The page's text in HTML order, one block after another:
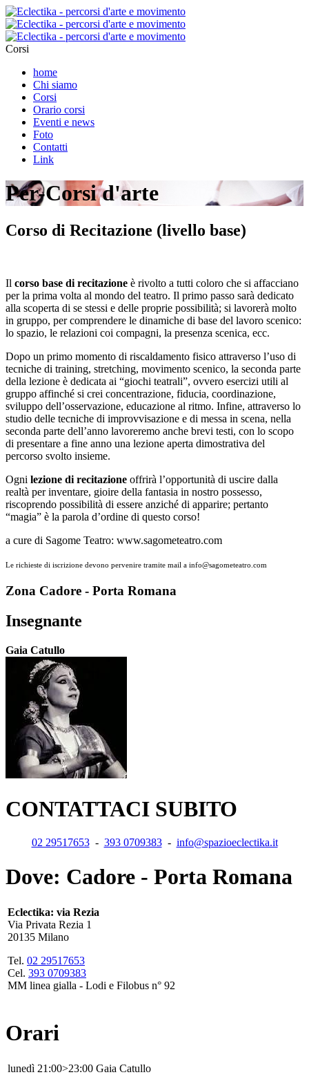
Corsi
home
Chi siamo
Corsi
Orario corsi
Eventi e news
Foto
Contatti
Link
Per-Corsi d'arte
Corso di Recitazione (livello base)
Il corso base di recitazione è rivolto a tutti coloro che si affacciano
per la prima volta al mondo del teatro. Il primo passo sarà dedicato
alla scoperta di se stessi e delle proprie possibilità; si lavorerà molto
in gruppo, per comprendere le dinamiche di base del lavoro scenico:
lo spazio, le relazioni coi compagni, la presenza scenica, ecc.
Dopo un primo momento di riscaldamento fisico attraverso l’uso di
tecniche di training, stretching, movimento scenico, la seconda parte
della lezione è dedicata ai “giochi teatrali”, ovvero esercizi utili al
gruppo affinché si crei concentrazione, fiducia, coordinazione,
sviluppo dell’osservazione, educazione al ritmo. Infine, attraverso lo
studio delle tecniche di improvvisazione e di messa in scena, nella
seconda parte dell’anno lavoreremo anche brevi testi, con lo scopo
di presentare a fine anno una lezione aperta dimostrativa del
percorso svolto insieme.
Ogni lezione di recitazione offrirà l’opportunità di uscire dalla
realtà per inventare, gioire della fantasia in nostro possesso,
riscoprendo possibilità di essere anziché di apparire; pertanto
“magia” è la parola d’ordine di questo corso!
a cure di Sagome Teatro: www.sagometeatro.com
Le richieste di iscrizione devono pervenire tramite mail a info@sagometeatro.com
Zona Cadore - Porta Romana
Insegnante
Gaia Catullo
CONTATTACI SUBITO
02 29517653- 393 0709383- info@spazioeclectika.it
Dove: Cadore - Porta Romana
Eclectika: via Rezia
Via Privata Rezia 1
20135 Milano
Tel. 02 29517653
Cel. 393 0709383
MM linea gialla - Lodi e Filobus n° 92
Orari
lunedì 21:00>23:00 Gaia Catullo